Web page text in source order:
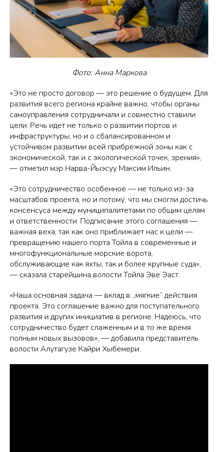
Фото: Анна Маркова
«Это не просто договор — это решение о будущем. Для
развития всего региона крайне важно, чтобы органы
самоуправления сотрудничали и совместно ставили
цели. Речь идет не только о развитии портов и
инфраструктуры, но и о сбалансированном и
устойчивом развитии всей прибрежной зоны как с
экономической, так и с экологической точек, зрения»,
— отметил мэр Нарва-Йыэсуу Максим Ильин.
«Это сотрудничество особенное — не только из-за
масштабов проекта, но и потому, что мы смогли достичь
консенсуса между муниципалитетами по общим целям
и ответственности. Подписание этого соглашения —
важная веха, так как оно приближает нас к цели —
превращению нашего порта Тойла в современные и
многофункциональные морские ворота,
обслуживающие как яхты, так и более крупные суда»,
— сказала старейшина волости Тойла Эве Эаст.
«Наша основная задача — вклад в „мягкие“ действия
проекта. Это соглашение важно для поступательного
развития и других инициатив в регионе. Надеюсь, что
сотрудничество будет слаженным и в то же время
полным новых вызовов», — добавила представитель
волости Алутагузе Кайри Хыбемери.